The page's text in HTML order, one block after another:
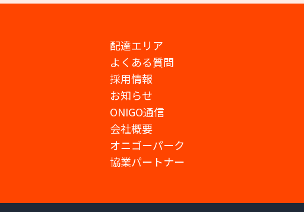
配達エリア
よくある質問
採用情報
お知らせ
ONIGO通信
会社概要
オニゴーパーク
協業パートナー